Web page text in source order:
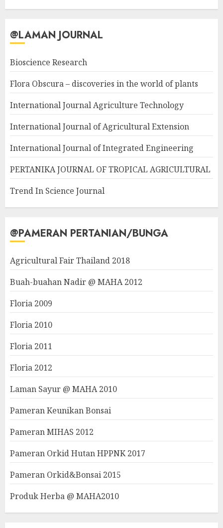
@LAMAN JOURNAL
Bioscience Research
Flora Obscura – discoveries in the world of plants
International Journal Agriculture Technology
International Journal of Agricultural Extension
International Journal of Integrated Engineering
PERTANIKA JOURNAL OF TROPICAL AGRICULTURAL
Trend In Science Journal
@PAMERAN PERTANIAN/BUNGA
Agricultural Fair Thailand 2018
Buah-buahan Nadir @ MAHA 2012
Floria 2009
Floria 2010
Floria 2011
Floria 2012
Laman Sayur @ MAHA 2010
Pameran Keunikan Bonsai
Pameran MIHAS 2012
Pameran Orkid Hutan HPPNK 2017
Pameran Orkid&Bonsai 2015
Produk Herba @ MAHA2010